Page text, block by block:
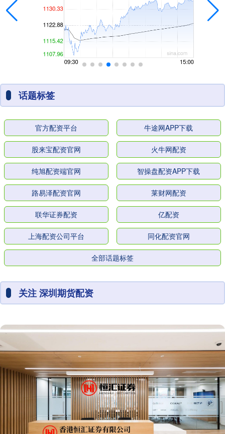
话题标签
官方配资平台 牛途网APP下载
股来宝配资官网 火牛网配资
纯旭配资端官网 智操盘配资APP下载
路易泽配资官网 莱财网配资
联华证券配资 亿配资
上海配资公司平台 同化配资官网
全部话题标签
关注 深圳期货配资